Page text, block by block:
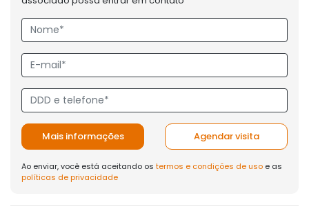
Mais informações Agendar visita
Ao enviar, você está aceitando os termos e condições de uso e as
políticas de privacidade